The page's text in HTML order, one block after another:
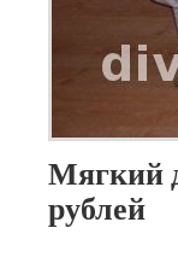
Мягкий
рублей